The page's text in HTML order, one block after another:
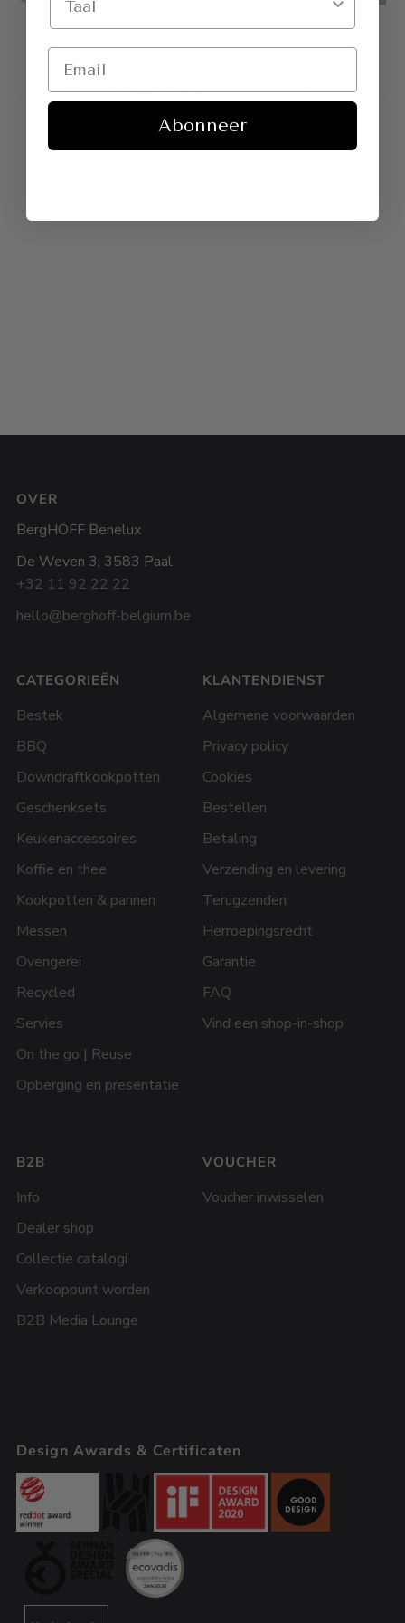
BergHOFF Belgium shopreviews
OVER
BergHOFF Benelux
De Weven 3, 3583 Paal
+32 11 92 22 22
hello@berghoff-belgium.be
CATEGORIEËN
Bestek
BBQ
Downdraftkookpotten
Geschenksets
Keukenaccessoires
Koffie en thee
Kookpotten & pannen
Messen
Ovengerei
Recycled
Servies
On the go | Reuse
Opberging en presentatie
KLANTENDIENST
Algemene voorwaarden
Privacy policy
Cookies
Bestellen
Betaling
Verzending en levering
Terugzenden
Herroepingsrecht
Garantie
FAQ
Vind een shop-in-shop
B2B
Info
Dealer shop
Collectie catalogi
Verkooppunt worden
B2B Media Lounge
VOUCHER
Voucher inwisselen
Design Awards & Certificaten
Abonneer